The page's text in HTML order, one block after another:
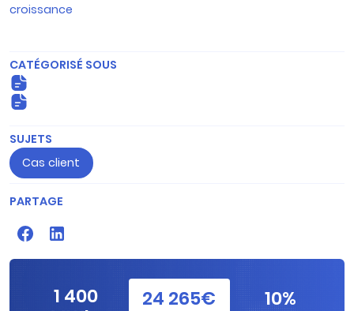
croissance
CATÉGORISÉ SOUS
SUJETS
Cas client
PARTAGE
1 400
24 265€ 10%